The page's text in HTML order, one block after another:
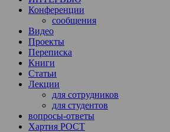
Конференции
сообщения
Видео
Проекты
Переписка
Книги
Статьи
Лекции
для сотрудников
для студентов
вопросы-ответы
Хартия РОСТ